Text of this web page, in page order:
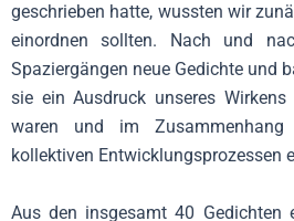
geschrieben hatte, wussten wir
einordnen sollten. Nach und
Spaziergängen neue Gedichte und
sie ein Ausdruck unseres
waren und im
kollektiven Entwicklungsprozessen
Aus den insgesamt 40 Gedichten